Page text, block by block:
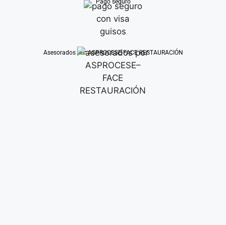
Pago seguro
Asesorados por ASPROCESE-FACE RESTAURACIÓN